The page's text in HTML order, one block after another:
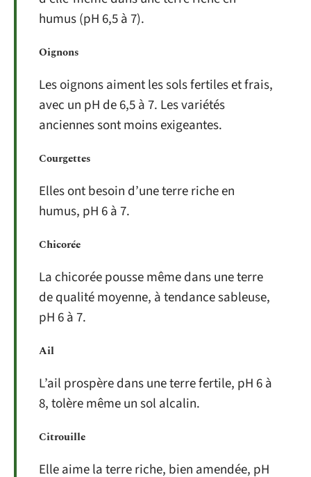
humus (pH 6,5 à 7).
Oignons
Les oignons aiment les sols fertiles et frais,
avec un pH de 6,5 à 7. Les variétés
anciennes sont moins exigeantes.
Courgettes
Elles ont besoin d’une terre riche en
humus, pH 6 à 7.
Chicorée
La chicorée pousse même dans une terre
de qualité moyenne, à tendance sableuse,
pH 6 à 7.
Ail
L’ail prospère dans une terre fertile, pH 6 à
8, tolère même un sol alcalin.
Citrouille
Elle aime la terre riche, bien amendée, pH